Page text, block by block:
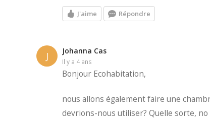
J'aime Répondre
J Johanna Cas
il y a 4 ans
Bonjour Ecohabitation,
nous allons également faire une
devrions-nous utiliser? Quelle sorte, no